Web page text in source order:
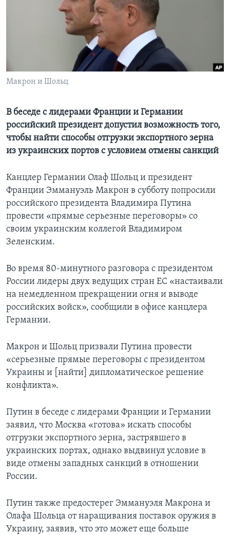
Learning English
Макрон и Шольц
В беседе с лидерами Франции и Германии
российский президент допустил возможность того,
чтобы найти способы отгрузки экспортного зерна
из украинских портов с условием отмены санкций
Канцлер Германии Олаф Шольц и президент
Франции Эммануэль Макрон в субботу попросили
российского президента Владимира Путина
провести «прямые серьезные переговоры» со
своим украинским коллегой Владимиром
Зеленским.
Во время 80-минутного разговора с президентом
России лидеры двух ведущих стран ЕС «настаивали
на немедленном прекращении огня и выводе
российских войск», сообщили в офисе канцлера
Германии.
Макрон и Шольц призвали Путина провести
«серьезные прямые переговоры с президентом
Украины и [найти] дипломатическое решение
конфликта».
Путин в беседе с лидерами Франции и Германии
заявил, что Москва «готова» искать способы
отгрузки экспортного зерна, застрявшего в
украинских портах, однако выдвинул условие в
виде отмены западных санкций в отношении
России.
Путин также предостерег Эммануэля Макрона и
Олафа Шольца от наращивания поставок оружия в
Украину, заявив, что это может еще больше